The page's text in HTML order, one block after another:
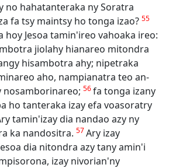
no hahatanteraka ny Soratra
fa tsy maintsy ho tonga izao? 55
hoy Jesoa tamin'ireo vahoaka ireo:
jiolahy hianareo mitondra
hisambotra ahy; nipetraka
aho, nampianatra teo an-
nosamborinareo; 56fa tonga izany
ho tanteraka izay efa voasoratry
tamin'izay dia nandao azy ny
ka nandositra. 57Ary izay
dia nitondra azy tany amin'i
izay nivorian'ny